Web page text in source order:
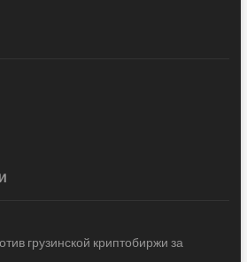
грузинской криптобиржи за